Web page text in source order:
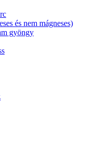
és nem mágneses)
gyöngy